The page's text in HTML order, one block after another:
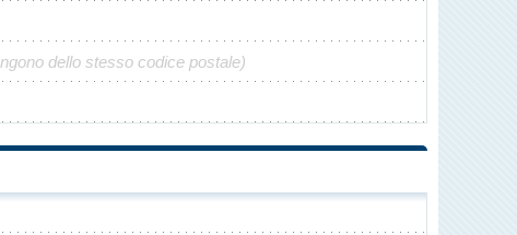
dello stesso codice postale)